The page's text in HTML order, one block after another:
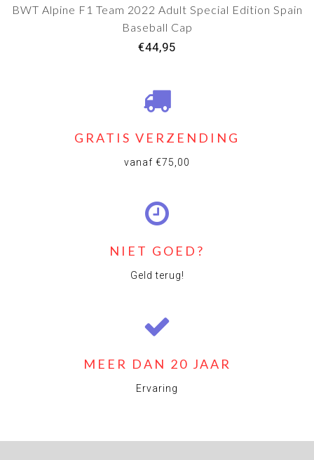
BWT Alpine F1 Team 2022 Adult Special Edition Spain
Baseball Cap
€44,95
GRATIS VERZENDING
vanaf €75,00
NIET GOED?
Geld terug!
MEER DAN 20 JAAR
Ervaring